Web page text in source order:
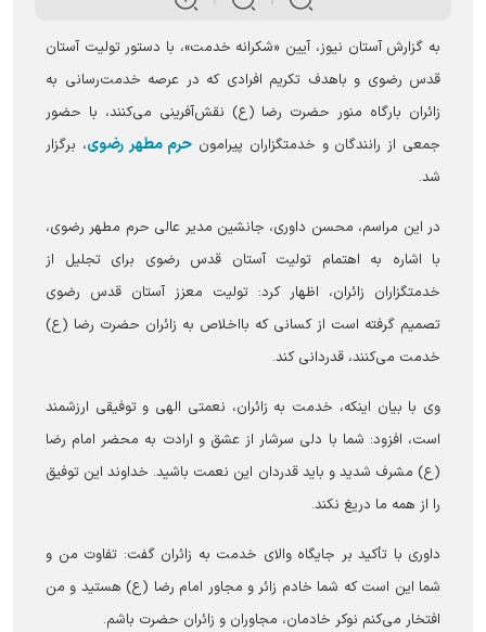
به گزارش آستان نیوز، آیین «شکرانه خدمت»، با دستور تولیت آستان
قدس رضوی و باهدف تکریم افرادی که در عرصه خدمت‌رسانی به
زائران بارگاه منور حضرت رضا (ع) نقش‌آفرینی می‌کنند، با حضور
جمعی از رانندگان و خدمتگزاران پیرامون حرم مطهر رضوی، برگزار
شد.
در این مراسم، محسن داوری، جانشین مدیر عالی حرم مطهر رضوی،
با اشاره به اهتمام تولیت آستان قدس رضوی برای تجلیل از
خدمتگزاران زائران، اظهار کرد: تولیت معزز آستان قدس رضوی
تصمیم گرفته است از کسانی که بااخلاص به زائران حضرت رضا (ع)
خدمت می‌کنند، قدردانی کند.
وی با بیان اینکه، خدمت به زائران، نعمتی الهی و توفیقی ارزشمند
است، افزود: شما با دلی سرشار از عشق و ارادت به محضر امام رضا
(ع) مشرف شدید و باید قدردان این نعمت باشید. خداوند این توفیق
را از همه ما دریغ نکند.
داوری با تأکید بر جایگاه والای خدمت به زائران گفت: تفاوت من و
شما این است که شما خادم زائر و مجاور امام رضا (ع) هستید و من
افتخار می‌کنم نوکر خادمان، مجاوران و زائران حضرت باشم.